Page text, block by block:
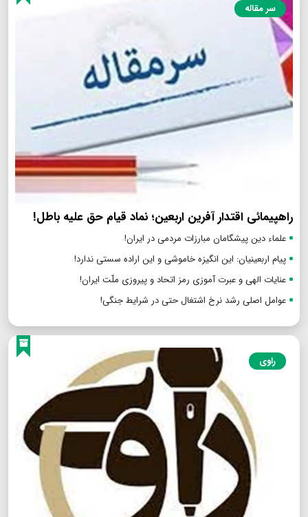
سر مقاله
راهپیمائی اقتدار آفرین اربعین؛ نماد قیام حق علیه باطل!
علماء دین پیشگامان مبارزات مردمی در ایران!
پیام اربعینیان: این انگیزه خاموشی و این اراده سستی ندارد!
عنایات الهی و عبرت آموزی رمز اتحاد و پیروزی ملّت ایران!
عوامل اصلی رشد نرخ اشتغال حتی در شرایط جنگی!
راوی